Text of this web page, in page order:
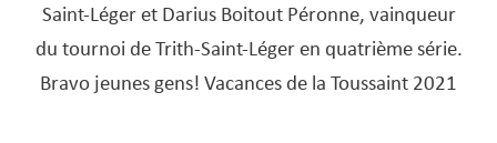
Saint-Léger et Darius Boitout Péronne, vainqueur
du tournoi de Trith-Saint-Léger en quatrième série.
Bravo jeunes gens! Vacances de la Toussaint 2021